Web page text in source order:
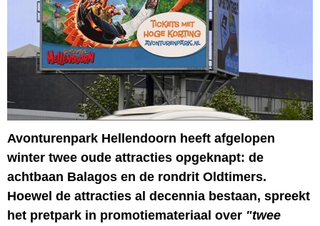
Avonturenpark Hellendoorn heeft afgelopen
winter twee oude attracties opgeknapt: de
achtbaan Balagos en de rondrit Oldtimers.
Hoewel de attracties al decennia bestaan, spreekt
het pretpark in promotiemateriaal over "twee